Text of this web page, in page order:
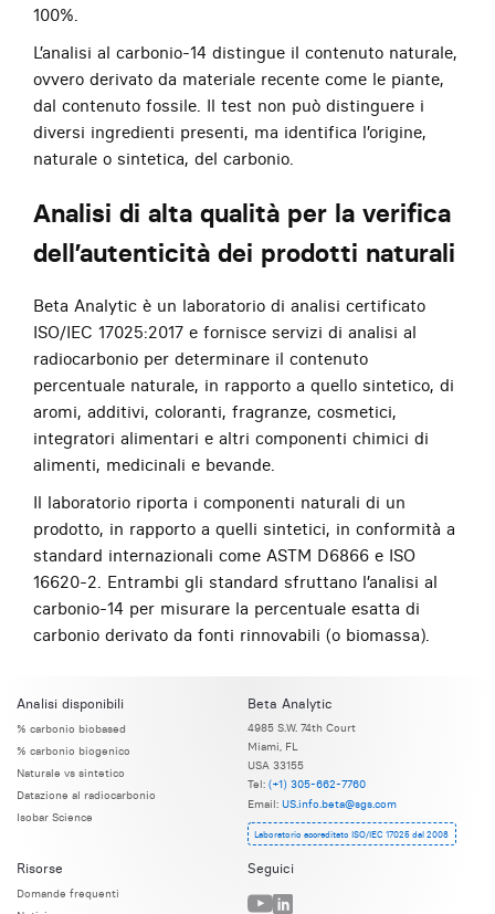
100%.
L’analisi al carbonio-14 distingue il contenuto naturale,
ovvero derivato da materiale recente come le piante,
dal contenuto fossile. Il test non può distinguere i
diversi ingredienti presenti, ma identifica l’origine,
naturale o sintetica, del carbonio.
Analisi di alta qualità per la verifica
dell’autenticità dei prodotti naturali
Beta Analytic è un laboratorio di analisi certificato
ISO/IEC 17025:2017 e fornisce servizi di analisi al
radiocarbonio per determinare il contenuto
percentuale naturale, in rapporto a quello sintetico, di
aromi, additivi, coloranti, fragranze, cosmetici,
integratori alimentari e altri componenti chimici di
alimenti, medicinali e bevande.
Il laboratorio riporta i componenti naturali di un
prodotto, in rapporto a quelli sintetici, in conformità a
standard internazionali come ASTM D6866 e ISO
16620-2. Entrambi gli standard sfruttano l’analisi al
carbonio-14 per misurare la percentuale esatta di
carbonio derivato da fonti rinnovabili (o biomassa).